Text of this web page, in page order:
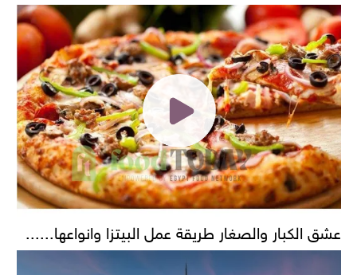
عشق الكبار والصغار طريقة عمل البيتزا وانواعها......